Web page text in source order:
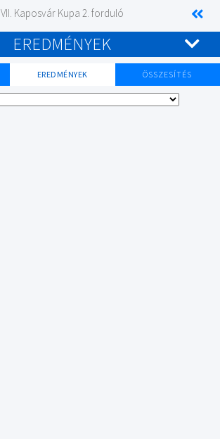
VII. Kaposvár Kupa 2. forduló
EREDMÉNYEK
EREDMÉNYEK ÖSSZESÍTÉS